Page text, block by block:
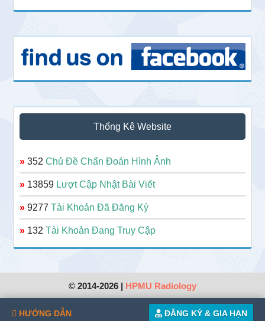
Thống Kê Website
» 352Chủ Đề Chẩn Đoán Hình Ảnh
» 13859 Lượt Cập Nhật Bài Viết
» 9277Tài Khoản Đã Đăng Ký
» 132Tài Khoản Đang Truy Cập
© 2014-2026 | HPMU Radiology
HƯỚNG DẪN ĐĂNG KÝ & GIA HẠN